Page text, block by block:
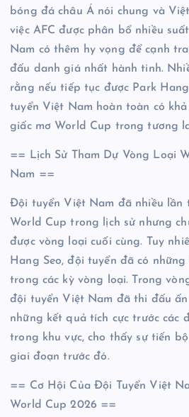
bóng đá châu Á nói chung và
việc AFC được phân bổ nhiều
Nam có thêm hy vọng để cạnh
đấu danh giá nhất hành tinh.
rằng nếu tiếp tục được Park
tuyển Việt Nam hoàn toàn có
giấc mơ World Cup trong tương
== Lịch Sử Tham Dự Vòng Loại
Nam ==
Đội tuyển Việt Nam đã nhiều lần
World Cup trong lịch sử nhưng
được vòng loại cuối cùng. Tuy
Hang Seo, đội tuyển đã có
trong các kỳ vòng loại. Trong
đội tuyển Việt Nam đã thi đấu
những kết quả tích cực trước các
trong khu vực, cho thấy sự tiến
giai đoạn trước đó.
== Cơ Hội Của Đội Tuyển Việt
World Cup 2026 ==